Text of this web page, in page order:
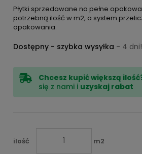
Płytki sprzedawane na pełne
potrzebną ilość w m2, a system
opakowania.
Dostępny - szybka wysyłka - 4 dni!
Chcesz kupić większą
się z nami i uzyskaj rabat
ilość m2